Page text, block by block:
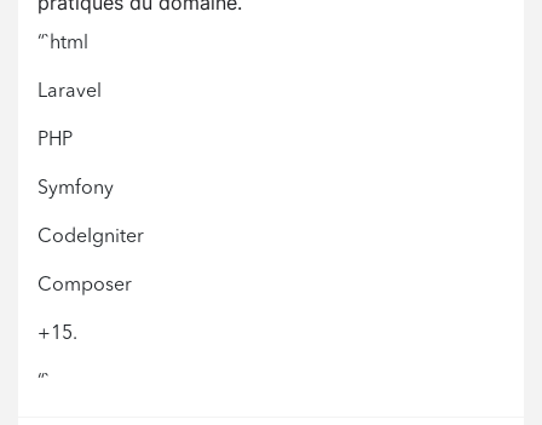
“`html
Laravel
PHP
Symfony
CodeIgniter
Composer
+15.
“`